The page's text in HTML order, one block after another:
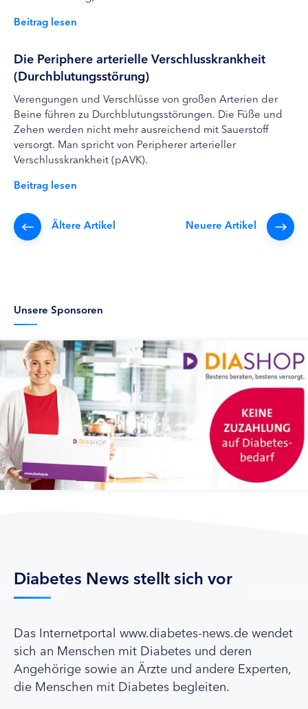
Beitrag lesen
Die Periphere arterielle Verschlusskrankheit
(Durchblutungsstörung)
Verengungen und Verschlüsse von großen Arterien der
Beine führen zu Durchblutungsstörungen. Die Füße und
Zehen werden nicht mehr ausreichend mit Sauerstoff
versorgt. Man spricht von Peripherer arterieller
Verschlusskrankheit (pAVK).
Beitrag lesen
Neuere Artikel
Ältere Artikel
Unsere Sponsoren
Diabetes News stellt sich vor
Das Internetportal www.diabetes-news.de wendet
sich an Menschen mit Diabetes und deren
Angehörige sowie an Ärzte und andere Experten,
die Menschen mit Diabetes begleiten.